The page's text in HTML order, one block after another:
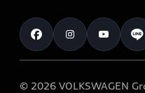
カタログ一覧
車検 / 定期点検
e-tronアフターサポート
クオリティ
保証
メンテナンス
お知らせ
オーナー様向けキャンペーン
© 2026 VOLKSWAGEN